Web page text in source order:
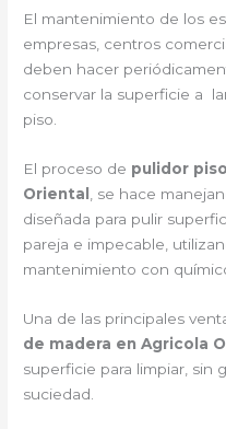
El mantenimiento de los
empresas, centros
deben hacer
conservar la superficie a
piso.
El proceso de pulidor
Oriental
, se hace
diseñada para pulir
pareja e impecable,
mantenimiento con
Una de las principales
de madera en Agricola
superficie para limpiar, sin
suciedad.